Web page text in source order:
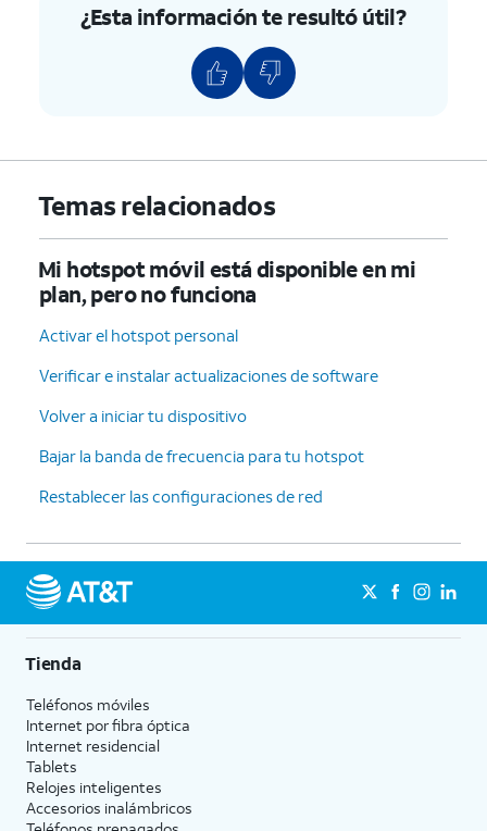
¿Esta información te resultó útil?
Temas relacionados
Mi hotspot móvil está disponible en mi
plan, pero no funciona
Activar el hotspot personal
Verificar e instalar actualizaciones de software
Volver a iniciar tu dispositivo
Bajar la banda de frecuencia para tu hotspot
Restablecer las configuraciones de red
Tienda
Teléfonos móviles
Internet por fibra óptica
Internet residencial
Tablets
Relojes inteligentes
Accesorios inalámbricos